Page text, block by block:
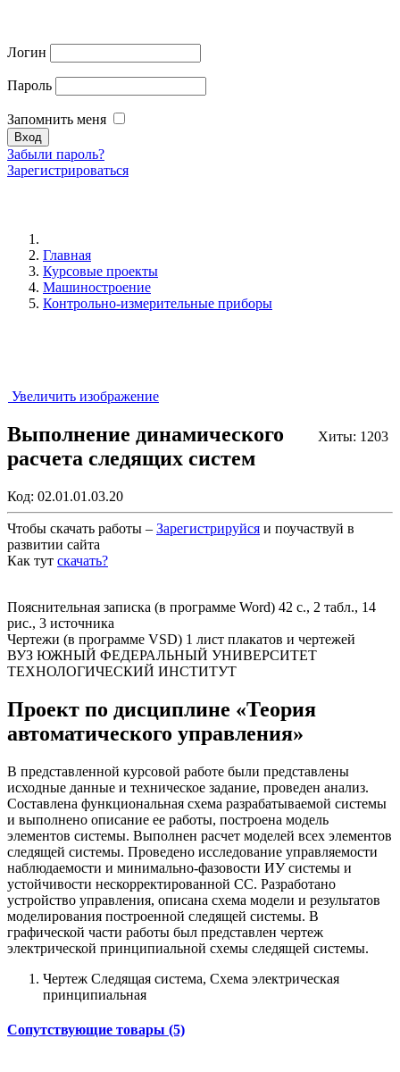
Логин
Пароль
Запомнить меня
Забыли пароль?
Зарегистрироваться
Главная
Курсовые проекты
Машиностроение
Контрольно-измерительные приборы
Увеличить изображение
Хиты: 1203
Выполнение динамического
расчета следящих систем
Код: 02.01.01.03.20
Чтобы скачать работы – Зарегистрируйся и поучаствуй в
развитии сайта
Как тут скачать?
Пояснительная записка (в программе Word) 42 с., 2 табл., 14
рис., 3 источника
Чертежи (в программе VSD) 1 лист плакатов и чертежей
ВУЗ ЮЖНЫЙ ФЕДЕРАЛЬНЫЙ УНИВЕРСИТЕТ
ТЕХНОЛОГИЧЕСКИЙ ИНСТИТУТ
Проект по дисциплине «Теория
автоматического управления»
В представленной курсовой работе были представлены
исходные данные и техническое задание, проведен анализ.
Составлена функциональная схема разрабатываемой системы
и выполнено описание ее работы, построена модель
элементов системы. Выполнен расчет моделей всех элементов
следящей системы. Проведено исследование управляемости
наблюдаемости и минимально-фазовости ИУ системы и
устойчивости нескорректированной СС. Разработано
устройство управления, описана схема модели и результатов
моделирования построенной следящей системы. В
графической части работы был представлен чертеж
электрической принципиальной схемы следящей системы.
Чертеж Следящая система, Схема электрическая
принципиальная
Сопутствующие товары (5)